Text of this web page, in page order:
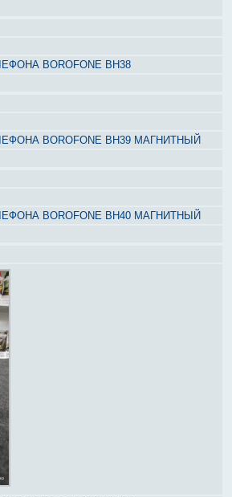
BOROFONE BH38
BOROFONE BH39 МАГНИТНЫЙ
BOROFONE BH40 МАГНИТНЫЙ